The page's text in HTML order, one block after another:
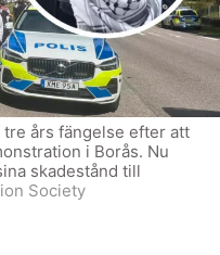
års fängelse efter att
i Borås. Nu
skadestånd till
Society